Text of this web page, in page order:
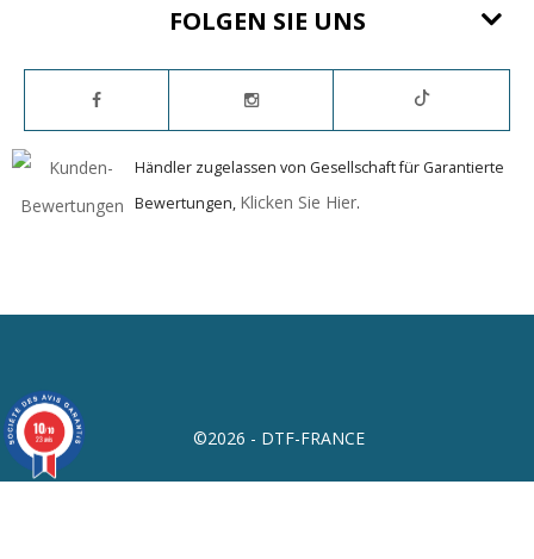
FOLGEN SIE UNS
Händler zugelassen von Gesellschaft für Garantierte
Bewertungen, Klicken Sie Hier.
©2026 - DTF-FRANCE
10/10
23 avis